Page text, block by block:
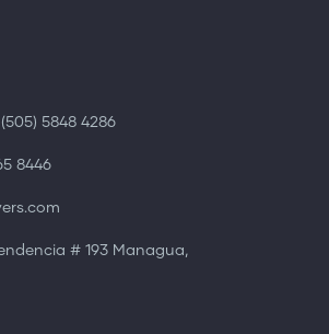
5848 4286
8446
# 193 Managua,